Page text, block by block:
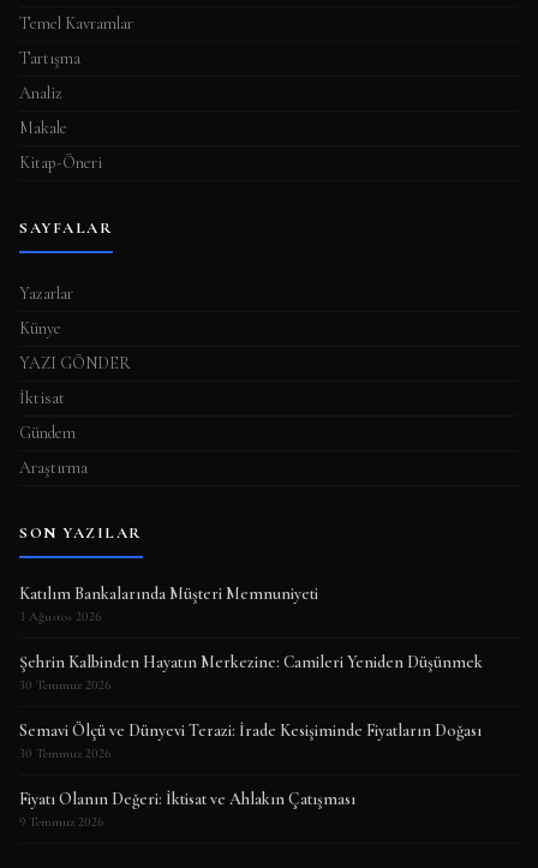
Temel Kavramlar
Tartışma
Analiz
Makale
Kitap-Öneri
SAYFALAR
Yazarlar
Künye
YAZI GÖNDER
İktisat
Gündem
Araştırma
SON YAZILAR
Katılım Bankalarında Müşteri Memnuniyeti
3 Ağustos 2026
Şehrin Kalbinden Hayatın Merkezine: Camileri Yeniden Düşünmek
30 Temmuz 2026
Semavi Ölçü ve Dünyevi Terazi: İrade Kesişiminde Fiyatların Doğası
30 Temmuz 2026
Fiyatı Olanın Değeri: İktisat ve Ahlakın Çatışması
9 Temmuz 2026